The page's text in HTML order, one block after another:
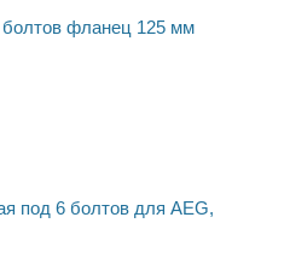
болтов фланец 125 мм